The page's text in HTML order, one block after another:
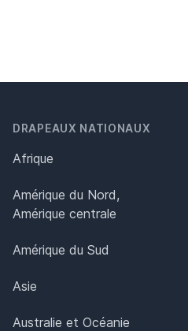
DRAPEAUX NATIONAUX
Afrique
Amérique du Nord,
Amérique centrale
Amérique du Sud
Asie
Australie et Océanie